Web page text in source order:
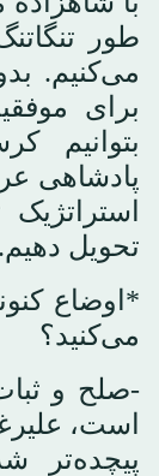
طور
می‌کنیم.
برای
پادشاهی
تحویل دهیم.
*اوضاع
می‌کنید؟
-صلح و
است،
پیچده‌تر